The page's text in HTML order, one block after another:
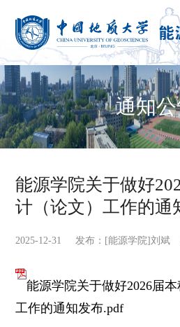
通知
能源学院关于做好
计（论文）工作的通
2025-12-31 发布：[能源学院]刘斌
能源学院关于做好2026届本
工作的通知发布.pdf